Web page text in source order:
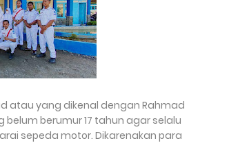
atau yang dikenal dengan Rahmad
belum berumur 17 tahun agar selalu
sepeda motor. Dikarenakan para